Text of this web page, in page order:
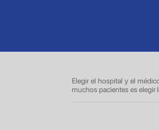
Elegir el hospital y el
muchos pacientes es elegir